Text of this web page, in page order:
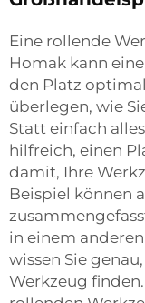
Eine rollende
Homak kann
den Platz
überlegen, wie
Statt einfach
hilfreich, einen
damit, Ihre
Beispiel können
in einem
wissen Sie
Werkzeug